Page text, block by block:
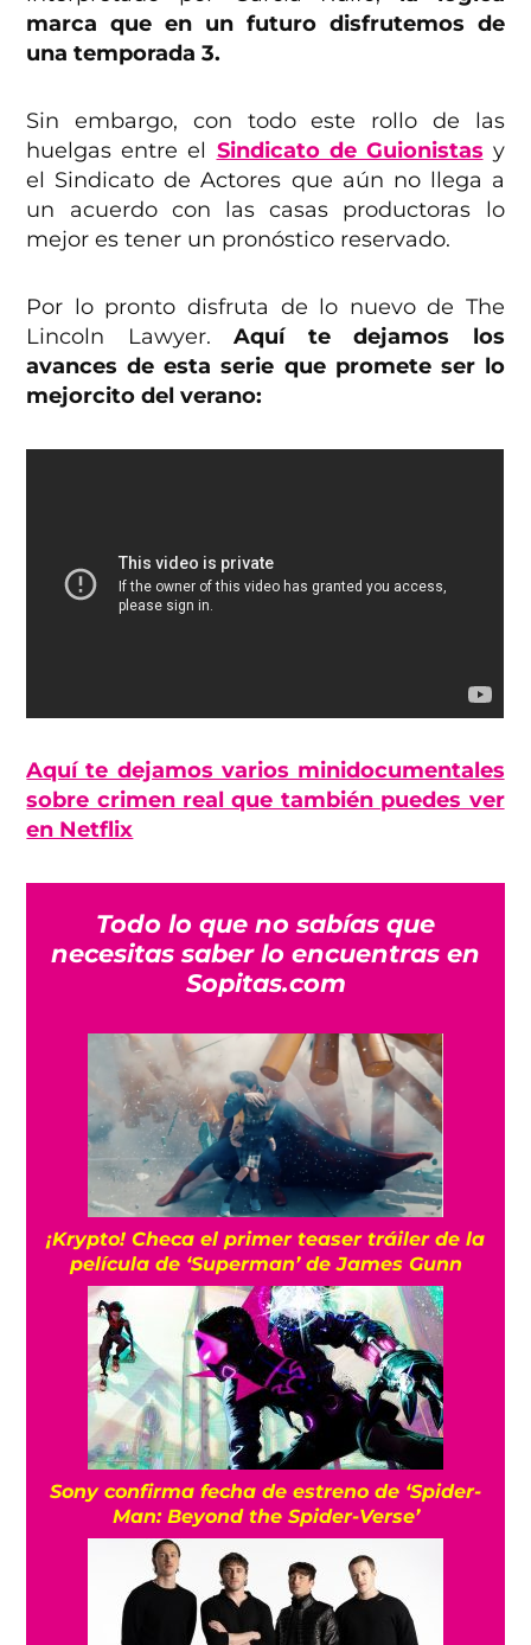
marca que en un futuro disfrutemos de
una temporada 3.
Sin embargo, con todo este rollo de las
huelgas entre el Sindicato de Guionistas y
el Sindicato de Actores que aún no llega a
un acuerdo con las casas productoras lo
mejor es tener un pronóstico reservado.
Por lo pronto disfruta de lo nuevo de The
Lincoln Lawyer.Aquí te dejamos los
avances de esta serie que promete ser lo
mejorcito del verano:
Aquí te dejamos varios minidocumentales
sobre crimen real que también puedes ver
en Netflix
Todo lo que no sabías que
necesitas saber lo encuentras en
Sopitas.com
¡Krypto! Checa el primer teaser tráiler de la
película de ‘Superman’ de James Gunn
Sony confirma fecha de estreno de ‘Spider-
Man: Beyond the Spider-Verse’